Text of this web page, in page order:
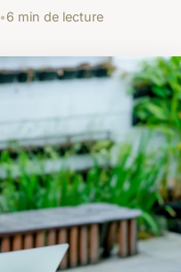
•6 min de lecture